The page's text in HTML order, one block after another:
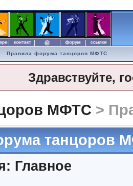
Правила форума танцоров МФТС
Здравствуйте,
МФТС >
танцоров
Главное